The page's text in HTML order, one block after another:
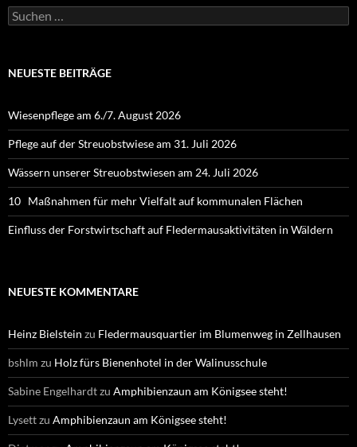
Suchen
nach:
NEUESTE BEITRÄGE
Wiesenpflege am 6./7. August 2026
Pflege auf der Streuobstwiese am 31. Juli 2026
Wässern unserer Streuobstwiesen am 24. Juli 2026
10 Maßnahmen für mehr Vielfalt auf kommunalen Flächen
Einfluss der Forstwirtschaft auf Fledermausaktivitäten in Wäldern
NEUESTE KOMMENTARE
Heinz Bielstein zu Fledermausquartier im Blumenweg in Zellhausen
bshlm zu Holz fürs Bienenhotel in der Walinusschule
Sabine Engelhardtzu Amphibienzaun am Königsee steht!
Lysettzu Amphibienzaun am Königsee steht!